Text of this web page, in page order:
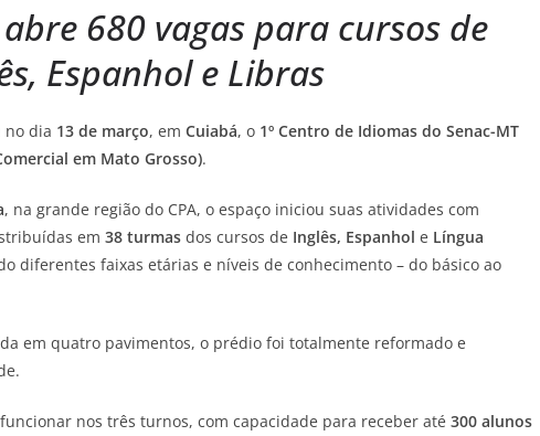
680 vagas para cursos de
Espanhol e Libras
no dia 13 de março, em Cuiabá, o 1º Centro de Idiomas do Senac-MT
em Mato Grosso).
, na grande região do CPA, o espaço iniciou suas atividades com
em 38 turmas dos cursos de Inglês, Espanhol e Língua
diferentes faixas etárias e níveis de conhecimento – do básico ao
em quatro pavimentos, o prédio foi totalmente reformado e
nos três turnos, com capacidade para receber até 300 alunos